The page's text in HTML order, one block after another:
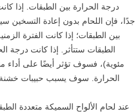
درجة الحرارة بين الطبقات. إذا
جدًا، فإن اللحام بدون إعادة
بين الطبقات؛ إذا كانت الفترة
مئوية)، فسوف تؤثر أيضًا على أداء
الحرارة. سوف يسبب حبيبات خشنة،